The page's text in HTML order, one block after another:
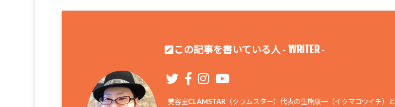
この記事を書いている人 - WRITER-
美容室CLAMSTAR（クラムスター）代表の生熊康一（イクマコウイチ）と